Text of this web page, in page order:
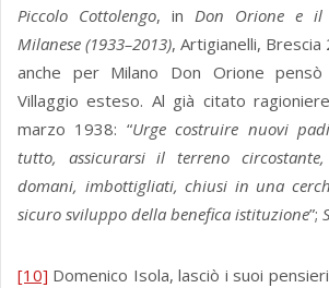
Piccolo Cottolengo, in Don Orione e il
Milanese (1933–2013), Artigianelli,
anche per Milano Don Orione
Villaggio esteso. Al già citato
marzo 1938: “Urge costruire nuovi
tutto, assicurarsi il terreno
domani, imbottigliati, chiusi in una
sicuro sviluppo della benefica istituzione”;
[10] Domenico Isola, lasciò i suoi